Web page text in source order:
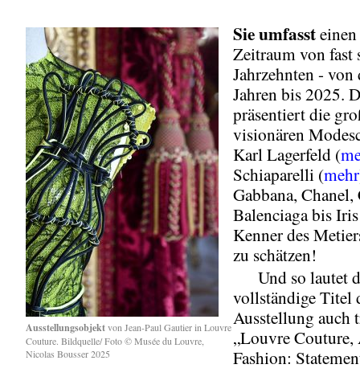
Ausstellungsobjektvon Jean-Paul Gautier in Louvre
Couture. Bildquelle/ Foto © Musée du Louvre,
Nicolas Bousser 2025
Sieumfasst
Zeitraum von fast
Jahrzehnten - von
Jahren bis 2025.
präsentiert die
visionären
Karl Lagerfeld (
Schiaparelli (mehr
Gabbana,
Balenciaga bis
Kenner des
zu schätzen!
Und so lautet
vollständige Titel
Ausstellung auch
„Louvre
Fashion: